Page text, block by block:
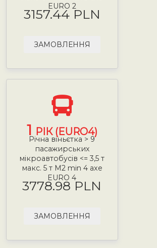
EURO 2
3157.44 PLN
ЗАМОВЛЕННЯ
1 РІК (EURO4)
Річна віньєтка > 9
пасажирських
мікроавтобусів <= 3,5 т
макс. 5 т М2 min 4 axe
EURO 4
3778.98 PLN
ЗАМОВЛЕННЯ